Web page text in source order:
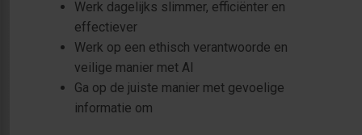
Werk dagelijks slimmer, efficiënter en
effectiever
Werk op een ethisch verantwoorde en
veilige manier met AI
Ga op de juiste manier met gevoelige
informatie om